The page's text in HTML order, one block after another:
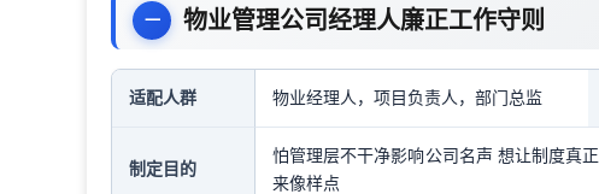
物业管理公司经理人廉正工作守则
适配人群 物业经理人，项目负责人，部门总监
制定目的
怕管理层不干净影响公司名声 想让制度真
来像样点